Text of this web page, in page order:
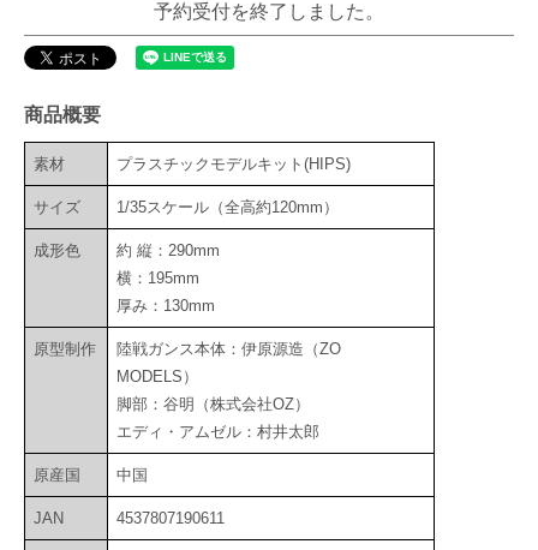
予約受付を終了しました。
商品概要
素材 プラスチックモデルキット(HIPS)
サイズ 1/35スケール（全高約120mm）
成形色
約 縦：290mm
横：195mm
厚み：130mm
原型制作
陸戦ガンス本体：伊原源造（ZO
MODELS）
脚部：谷明（株式会社OZ）
エディ・アムゼル：村井太郎
原産国 中国
JAN 4537807190611